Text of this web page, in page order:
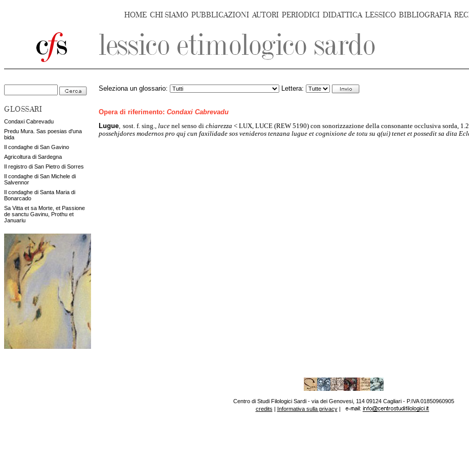
HOME CHI SIAMO PUBBLICAZIONI AUTORI PERIODICI DIDATTICA LESSICO BIBLIOGRAFIA
GLOSSARI
Condaxi Cabrevadu
Predu Mura. Sas poesias d'una
bida
Il condaghe di San Gavino
Agricoltura di Sardegna
Il registro di San Pietro di Sorres
Il condaghe di San Michele di
Salvennor
Il condaghe di Santa Maria di
Bonarcado
Sa Vitta et sa Morte, et Passione
de sanctu Gavinu, Prothu et
Januariu
Seleziona un glossario: Lettera:
Opera di riferimento: Condaxi Cabrevadu
Lugue sost. f. sing., luce nel senso di chiarezza < LUX, LUCE (REW 5190) con sonorizzazione della consonante occlusiva sorda,
possehjdores modernos pro quj cun faxilidade sos venideros tenzana lugue et cognixione de totu su q(ui) tenet et possedit sa dita
Centro di Studi Filologici Sardi - via dei Genovesi, 114 09124 Cagliari - P.IVA 01850960905
credits | Informativa sulla privacy|